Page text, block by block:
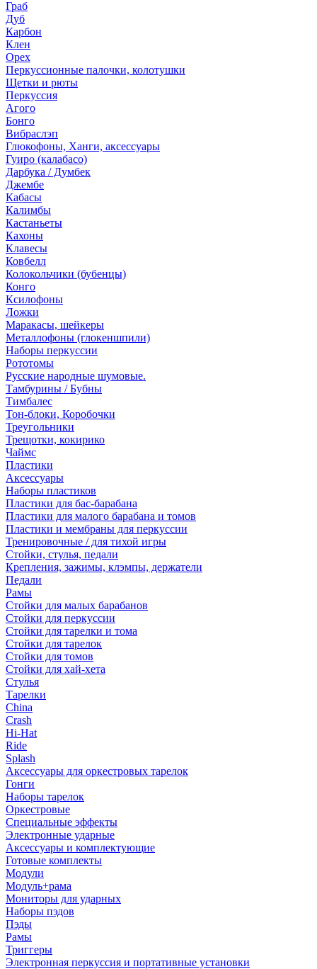
Граб
Дуб
Карбон
Клен
Орех
Перкуссионные палочки, колотушки
Щетки и рюты
Перкуссия
Агого
Бонго
Вибраслэп
Глюкофоны, Ханги, аксессуары
Гуиро (калабасо)
Дарбука / Думбек
Джембе
Кабасы
Калимбы
Кастаньеты
Кахоны
Клавесы
Ковбелл
Колокольчики (бубенцы)
Конго
Ксилофоны
Ложки
Маракасы, шейкеры
Металлофоны (глокеншпили)
Наборы перкуссии
Рототомы
Русские народные шумовые.
Тамбурины / Бубны
Тимбалес
Тон-блоки, Коробочки
Треугольники
Трещотки, кокирико
Чаймс
Пластики
Аксессуары
Наборы пластиков
Пластики для бас-барабана
Пластики для малого барабана и томов
Пластики и мембраны для перкуссии
Тренировочные / для тихой игры
Стойки, стулья, педали
Крепления, зажимы, клэмпы, держатели
Педали
Рамы
Стойки для малых барабанов
Стойки для перкуссии
Стойки для тарелки и тома
Стойки для тарелок
Стойки для томов
Стойки для хай-хета
Стулья
Тарелки
China
Crash
Hi-Hat
Ride
Splash
Аксессуары для оркестровых тарелок
Гонги
Наборы тарелок
Оркестровые
Специальные эффекты
Электронные ударные
Аксессуары и комплектующие
Готовые комплекты
Модули
Модуль+рама
Мониторы для ударных
Наборы пэдов
Пэды
Рамы
Триггеры
Электронная перкуссия и портативные установки